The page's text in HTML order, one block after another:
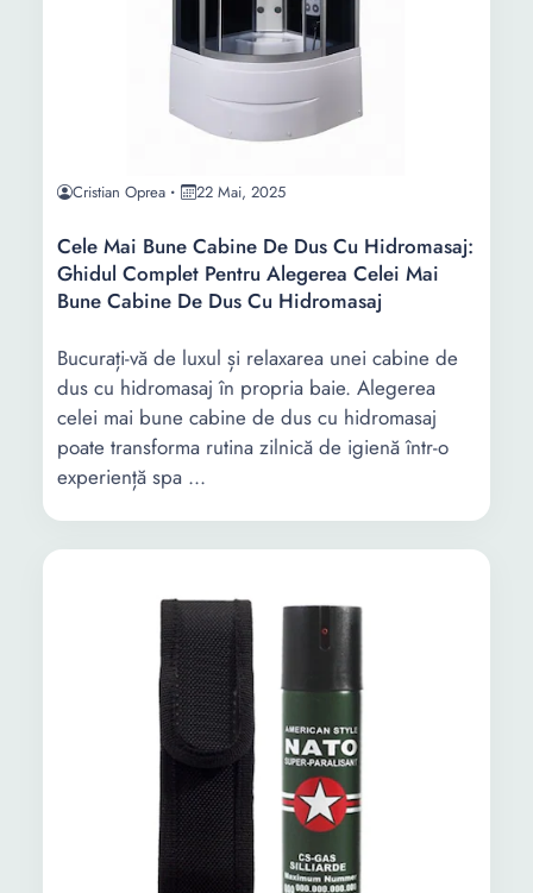
Cristian Oprea 22 Mai, 2025
Cele Mai Bune Cabine De Dus Cu Hidromasaj:
Ghidul Complet Pentru Alegerea Celei Mai
Bune Cabine De Dus Cu Hidromasaj
Bucurați-vă de luxul și relaxarea unei cabine de
dus cu hidromasaj în propria baie. Alegerea
celei mai bune cabine de dus cu hidromasaj
poate transforma rutina zilnică de igienă într-o
experiență spa ...